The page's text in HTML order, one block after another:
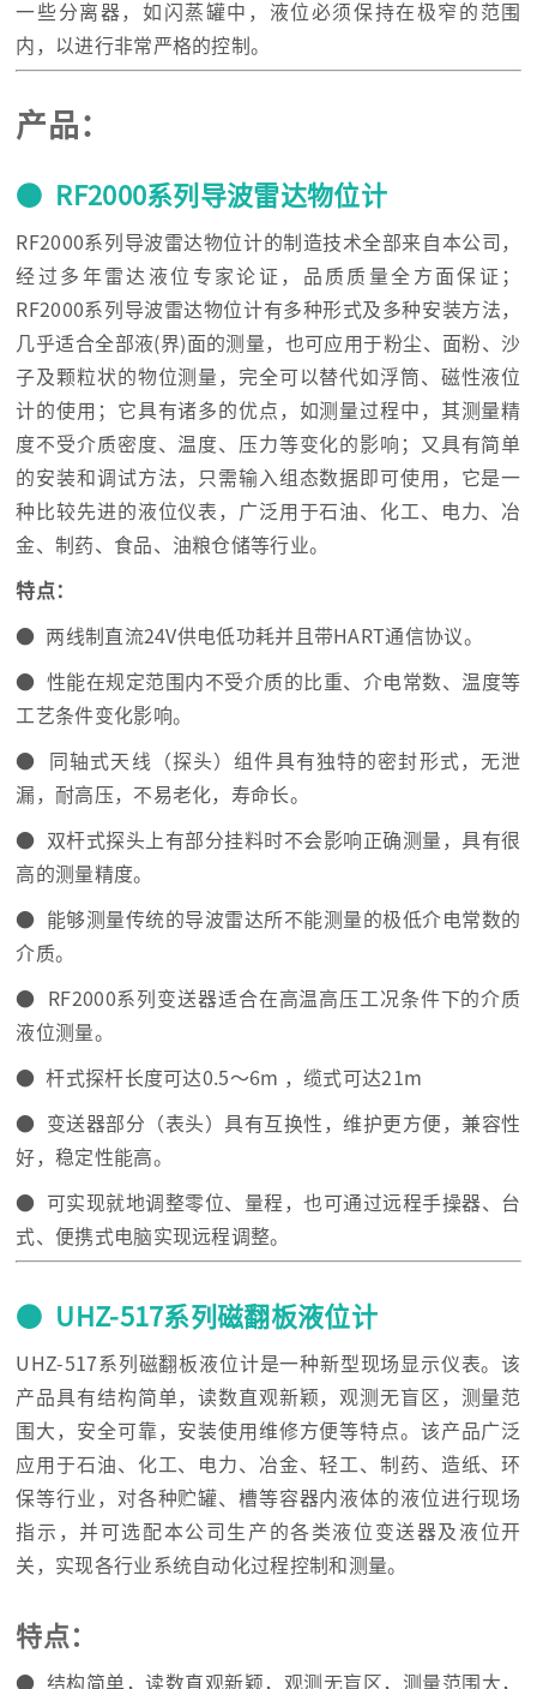
一些分离器，如闪蒸罐中，液位必须保持在极窄的范围
内，以进行非常严格的控制。
产品：
● RF2000系列导波雷达物位计
RF2000系列导波雷达物位计的制造技术全部来自本公司，
经过多年雷达液位专家论证，品质质量全方面保证；
RF2000系列导波雷达物位计有多种形式及多种安装方法，
几乎适合全部液(界)面的测量，也可应用于粉尘、面粉、沙
子及颗粒状的物位测量，完全可以替代如浮筒、磁性液位
计的使用；它具有诸多的优点，如测量过程中，其测量精
度不受介质密度、温度、压力等变化的影响；又具有简单
的安装和调试方法，只需输入组态数据即可使用，它是一
种比较先进的液位仪表，广泛用于石油、化工、电力、冶
金、制药、食品、油粮仓储等行业。
特点：
● 两线制直流24V供电低功耗并且带HART通信协议。
● 性能在规定范围内不受介质的比重、介电常数、温度等
工艺条件变化影响。
● 同轴式天线（探头）组件具有独特的密封形式，无泄
漏，耐高压，不易老化，寿命长。
● 双杆式探头上有部分挂料时不会影响正确测量，具有很
高的测量精度。
● 能够测量传统的导波雷达所不能测量的极低介电常数的
介质。
● RF2000系列变送器适合在高温高压工况条件下的介质
液位测量。
● 杆式探杆长度可达0.5～6m ，缆式可达21m
● 变送器部分（表头）具有互换性，维护更方便，兼容性
好，稳定性能高。
● 可实现就地调整零位、量程，也可通过远程手操器、台
式、便携式电脑实现远程调整。
● UHZ-517系列磁翻板液位计
UHZ-517系列磁翻板液位计是一种新型现场显示仪表。该
产品具有结构简单，读数直观新颖，观测无盲区，测量范
围大，安全可靠，安装使用维修方便等特点。该产品广泛
应用于石油、化工、电力、冶金、轻工、制药、造纸、环
保等行业，对各种贮罐、槽等容器内液体的液位进行现场
指示，并可选配本公司生产的各类液位变送器及液位开
关，实现各行业系统自动化过程控制和测量。
特点：
● 结构简单，读数直观新颖，观测无盲区，测量范围大，